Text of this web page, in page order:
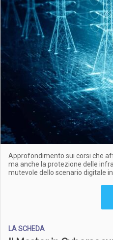
Approfondimento sui corsi che
ma anche la protezione delle
mutevole dello scenario digitale
LA SCHEDA